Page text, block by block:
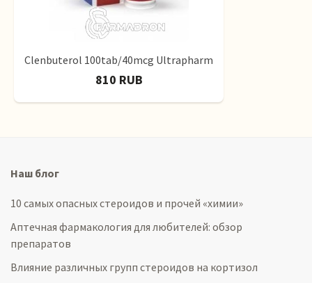
Clenbuterol 100tab/40mcg Ultrapharm
810 RUB
Наш блог
10 самых опасных стероидов и прочей «химии»
Аптечная фармакология для любителей: обзор
препаратов
Влияние различных групп стероидов на кортизол